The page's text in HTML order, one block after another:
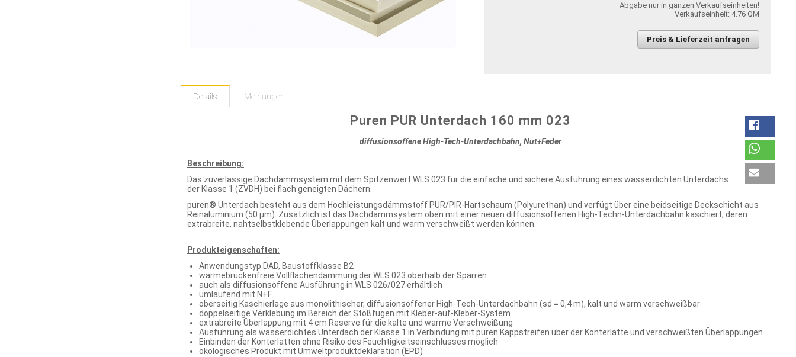
Abgabe nur in ganzen Verkaufseinheiten!
Verkaufseinheit: 4.76 QM
Preis & Lieferzeit anfragen
Details Meinungen
Puren PUR Unterdach 160 mm 023
diffusionsoffene High-Tech-Unterdachbahn, Nut+Feder
Beschreibung:
Das zuverlässige Dachdämmsystem mit dem Spitzenwert WLS 023 für die einfache und sichere Ausführung eines wasserdichten Unterdachs
der Klasse 1 (ZVDH) bei flach geneigten Dächern.
puren® Unterdach besteht aus dem Hochleistungsdämmstoff PUR/PIR-Hartschaum (Polyurethan) und verfügt über eine beidseitige Deckschicht aus
Reinaluminium (50 µm). Zusätzlich ist das Dachdämmsystem oben mit einer neuen diffusionsoffenen High-Techn-Unterdachbahn kaschiert, deren
extrabreite, nahtselbstklebende Überlappungen kalt und warm verschweißt werden können.
Produkteigenschaften:
Anwendungstyp DAD, Baustoffklasse B2
wärmebrückenfreie Vollflächendämmung der WLS 023 oberhalb der Sparren
auch als diffusionsoffene Ausführung in WLS 026/027 erhältlich
umlaufend mit N+F
oberseitig Kaschierlage aus monolithischer, diffusionsoffener High-Tech-Unterdachbahn (sd = 0,4 m), kalt und warm verschweißbar
doppelseitige Verklebung im Bereich der Stoßfugen mit Kleber-auf-Kleber-System
extrabreite Überlappung mit 4 cm Reserve für die kalte und warme Verschweißung
Ausführung als wasserdichtes Unterdach der Klasse 1 in Verbindung mit puren Kappstreifen über der Konterlatte und verschweißten Überlappungen
Einbinden der Konterlatten ohne Risiko des Feuchtigkeitseinschlusses möglich
ökologisches Produkt mit Umweltproduktdeklaration (EPD)